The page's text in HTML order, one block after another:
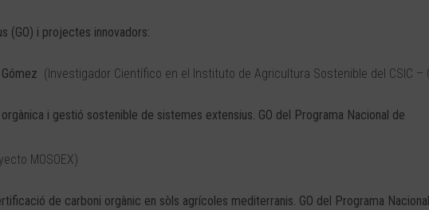
(GO) i projectes innovadors:
(Investigador Científico en el Instituto de Agricultura Sostenible del CSIC –
i gestió sostenible de sistemes extensius. GO del Programa Nacional de
MOSOEX)
de carboni orgànic en sòls agrícoles mediterranis. GO del Programa